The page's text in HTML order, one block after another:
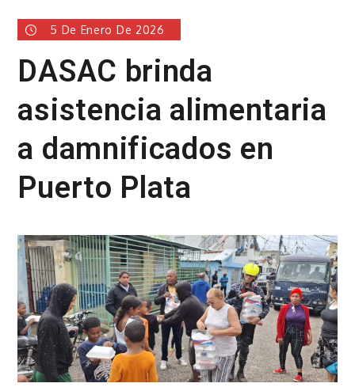
5 De Enero De 2026
DASAC brinda
asistencia alimentaria
a damnificados en
Puerto Plata